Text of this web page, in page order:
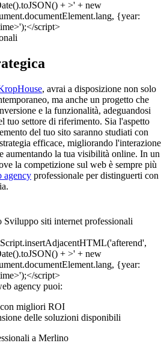
, avrai a disposizione non solo
ma anche un progetto che
e la funzionalità, adeguandosi
tuo settore di riferimento. Sia l'aspetto
del tuo sito saranno studiati con
efficace, migliorando l'interazione
aumentando la tua visibilità online. In un
la competizione sul web è sempre più
agency professionale per distinguerti con
agency puoi:
migliori ROI
delle soluzioni disponibili
a Merlino